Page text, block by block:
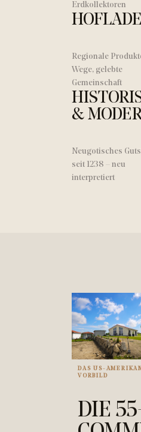
Erdkollektoren
Regionale
Wege, gelebte
Gemeinschaft
&
Neugotisches
seit 1238 – neu
interpretiert
DAS US-
VORBILD
DIE